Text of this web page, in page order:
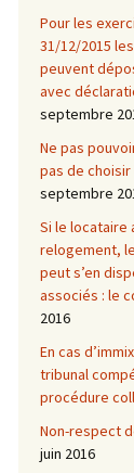
Pour les
31/12/2015
peuvent
avec
septembre
Ne pas
pas de
septembre
Si le locataire
relogement,
peut s’en
associés : le
2016
En cas
tribunal
procédure
Non-respect
juin 2016